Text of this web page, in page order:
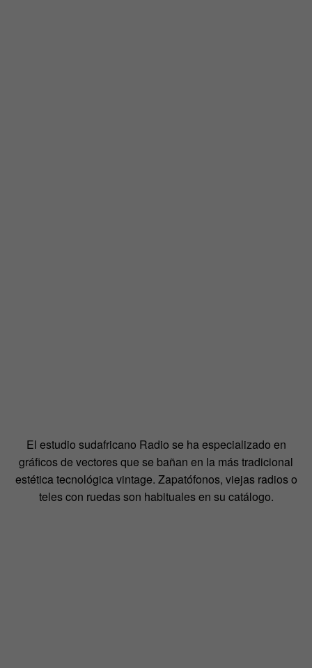
El estudio sudafricano Radio se ha especializado en
gráficos de vectores que se bañan en la más tradicional
estética tecnológica vintage. Zapatófonos, viejas radios o
teles con ruedas son habituales en su catálogo.